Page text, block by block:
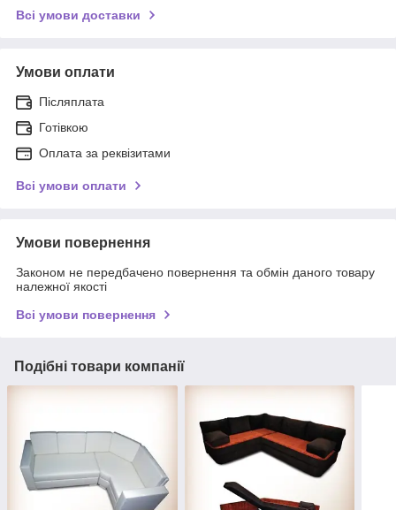
Всі умови доставки
Умови оплати
Післяплата
Готівкою
Оплата за реквізитами
Всі умови оплати
Умови повернення
Законом не передбачено повернення та обмін даного товару
належної якості
Всі умови повернення
Подібні товари компанії